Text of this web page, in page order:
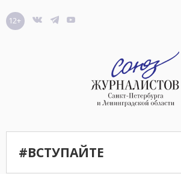
12+
#ВСТУПАЙТЕ